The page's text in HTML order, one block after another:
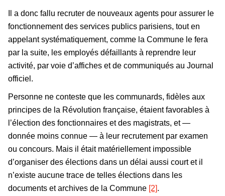
Il a donc fallu recruter de nouveaux agents pour assurer le
fonctionnement des services publics parisiens, tout en
appelant systématiquement, comme la Commune le fera
par la suite, les employés défaillants à reprendre leur
activité, par voie d’affiches et de communiqués au Journal
officiel.
Personne ne conteste que les communards, fidèles aux
principes de la Révolution française, étaient favorables à
l’élection des fonctionnaires et des magistrats, et —
donnée moins connue — à leur recrutement par examen
ou concours. Mais il était matériellement impossible
d’organiser des élections dans un délai aussi court et il
n’existe aucune trace de telles élections dans les
documents et archives de la Commune [2].